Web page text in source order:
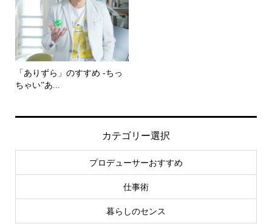
「ありずら」のすすめ -ちっ
ちゃい”あ...
カテゴリー選択
プロデューサーおすすめ
仕事術
暮らしのセンス